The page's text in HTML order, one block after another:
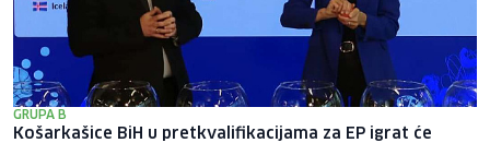
GRUPA B
Košarkašice BiH u pretkvalifikacijama za EP igrat će